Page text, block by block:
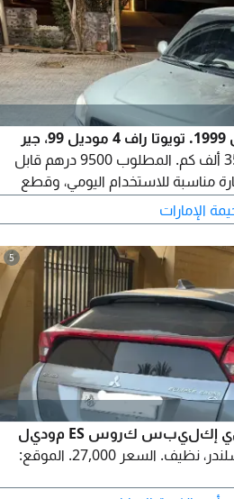
للبيع تويوتا راف 4 موديل 1999. تويوتا راف 4 موديل 99، جير
أوتوماتيك، ممشاها حوالي 350 ألف كم. المطلوب 9500 درهم قابل
للاستخدام اليومي، وقطع
المعاينة خير برهان، ومن يريد
الاتصال أو البريد الإلكتروني.
5
للبيع ميتسوبيشي إكليبس كروس ES موديل
2019، مواصفات أمريكية، 4 سلندر، نظيف. السعر 27,000. الموقع: